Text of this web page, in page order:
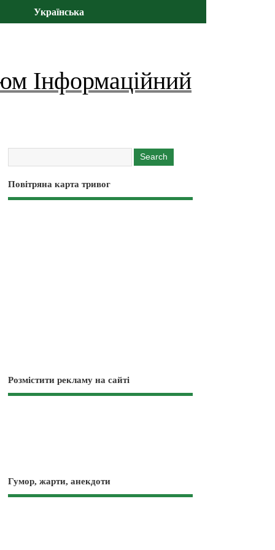
Українська
Інформаційний
Повітряна карта тривог
Розмістити рекламу на сайті
Гумор, жарти, анекдоти